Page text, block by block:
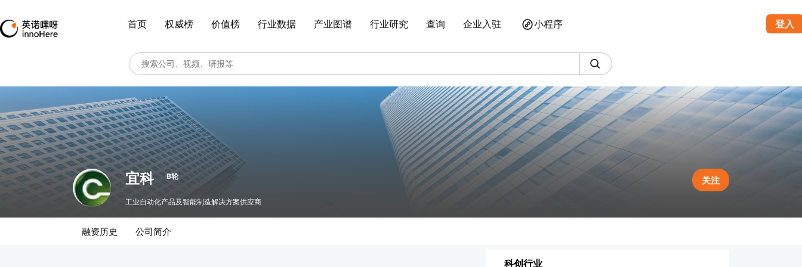
首页 权威榜 价值榜 行业数据 产业图谱 行业研究 查询 企业入驻 小程序 登入
宜科 B轮
工业自动化产品及智能制造解决方案供应商
关注
融资历史 公司简介
科创行业